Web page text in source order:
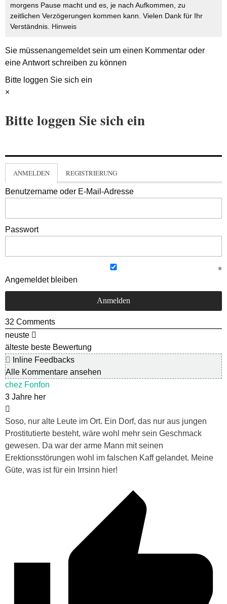
morgens Pause macht und es, je nach Aufkommen, zu
zeitlichen Verzögerungen kommen kann. Vielen Dank für Ihr
Verständnis. Hinweis
Sie müssenangemeldetsein um einen Kommentar oder
eine Antwort schreiben zu können
Bitte loggen Sie sich ein
×
Bitte loggen Sie sich ein
ANMELDEN REGISTRIERUNG
Benutzername oder E-Mail-Adresse
Passwort
Angemeldet bleiben
32 Comments
neuste
älteste beste Bewertung
Inline Feedbacks
Alle Kommentare ansehen
chez Fonfon
3 Jahre her
Soso, nur alte Leute im Ort. Ein Dorf, das nur aus jungen
Prostitutierte besteht, wäre wohl mehr sein Geschmack
gewesen. Da war der arme Mann mit seinen
Erektionsstörungen wohl im falschen Kaff gelandet. Meine
Güte, was ist für ein Irrsinn hier!